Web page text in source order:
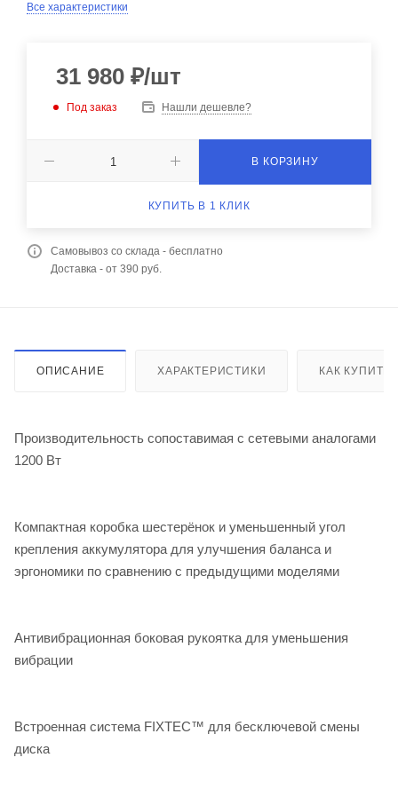
Все характеристики
31 980 ₽/шт
Под заказ Нашли дешевле?
В КОРЗИНУ
КУПИТЬ В 1 КЛИК
Самовывоз со склада - бесплатно
Доставка - от 390 руб.
ОПИСАНИЕ ХАРАКТЕРИСТИКИ КАК КУПИТЬ
Производительность сопоставимая с сетевыми аналогами
1200 Вт
Компактная коробка шестерёнок и уменьшенный угол
крепления аккумулятора для улучшения баланса и
эргономики по сравнению с предыдущими моделями
Антивибрационная боковая рукоятка для уменьшения
вибрации
Встроенная система FIXTEC™ для бесключевой смены
диска